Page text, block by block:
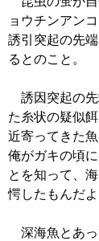
ョウチンアン
誘引突起の先
るとのこと。
誘因突起の先
た糸状の疑似
近寄ってきた
俺がガキの頃
とを知って、
愕したもんだよ
深海魚とあっ